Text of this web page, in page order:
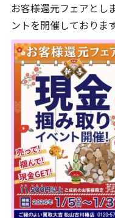
お客様還元フェアとし
ントを開催しておりま